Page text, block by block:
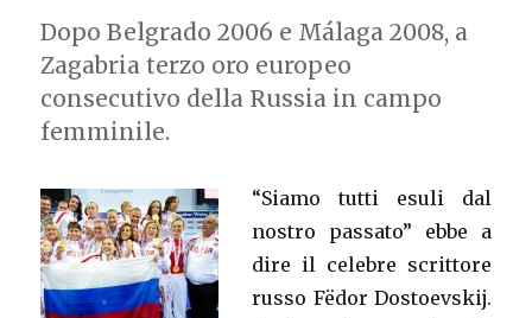
Dopo Belgrado 2006 e Málaga 2008, a
Zagabria terzo oro europeo
consecutivo della Russia in campo
femminile.
“Siamo tutti esuli dal
nostro passato” ebbe a
dire il celebre scrittore
russo Fëdor Dostoevskij.